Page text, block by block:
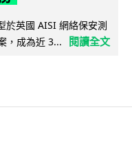
英國 AISI 網絡保安測
，成為近 3...
閱讀全文